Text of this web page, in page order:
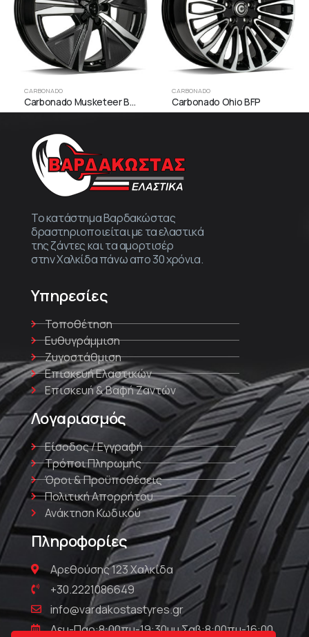
CARBONADO
Carbonado Musketeer BFP
CARBONADO
Carbonado Ohio BFP
Το κατάστημα Βαρδακώστας
δραστηριοποιείται με τα ελαστικά
της ζάντες και τα αμορτισέρ
στην Χαλκίδα πάνω απο 30 χρόνια.
Υπηρεσίες
Τοποθέτηση
Ευθυγράμμιση
Ζυγοστάθμιση
Επισκευή Ελαστικών
Επισκευή & Βαφή Ζαντών
Λογαριασμός
Είσοδος / Εγγραφή
Τρόποι Πληρωμής
Όροι & Προϋποθέσεις
Πολιτική Απορρήτου
Ανάκτηση Κωδικού
Πληροφορίες
Αρεθούσης 123 Χαλκίδα
+30.2221086649
info@vardakostastyres.gr
Δευ-Παρ:8:00πμ-19:30μμ Σαβ:8:00πμ-16:00